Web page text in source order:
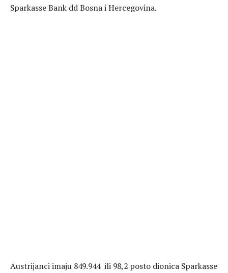
Sparkasse Bank dd Bosna i Hercegovina.
Austrijanci imaju 849.944 ili 98,2 posto dionica Sparkasse